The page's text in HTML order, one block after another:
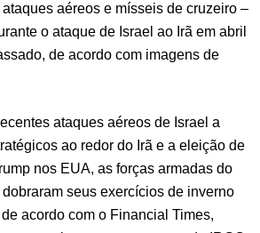
aéreos e mísseis de cruzeiro –
o ataque de Israel ao Irã em abril
de acordo com imagens de
ataques aéreos de Israel a
ao redor do Irã e a eleição de
nos EUA, as forças armadas do
dobraram seus exercícios de inverno
acordo com o Financial Times,